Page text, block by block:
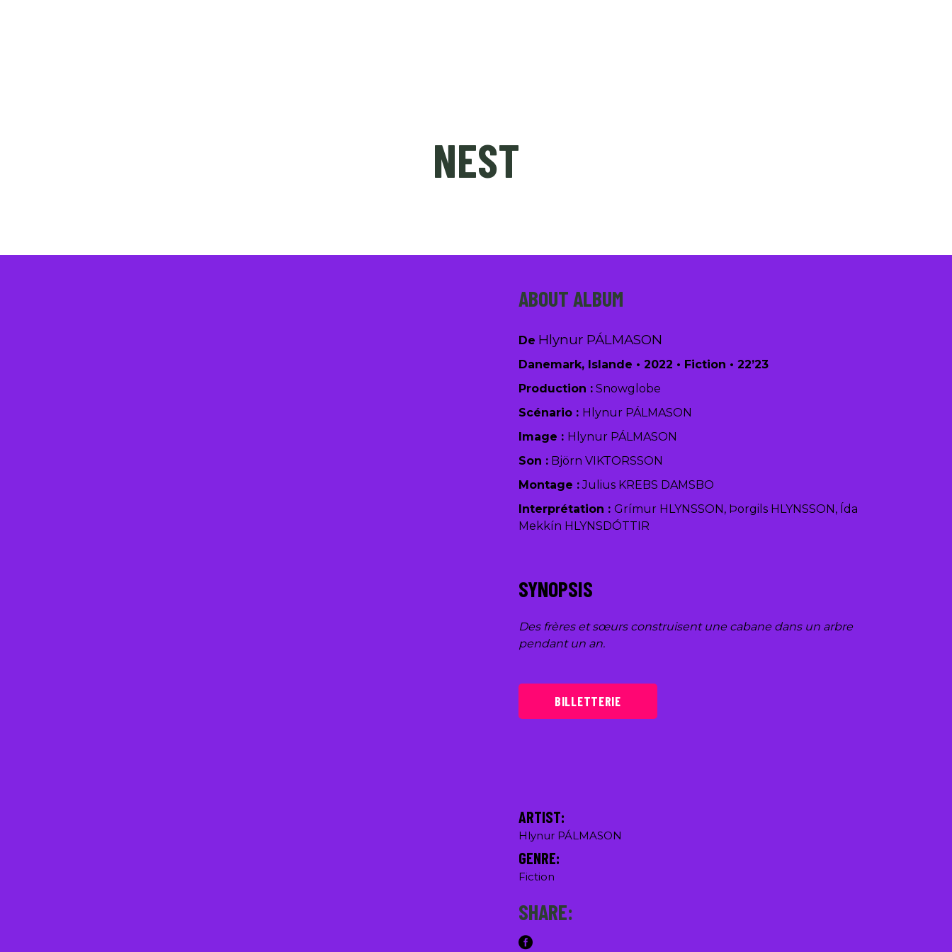
NEST
ABOUT ALBUM
De Hlynur PÁLMASON
Danemark, Islande • 2022 • Fiction • 22’23
Production : Snowglobe
Scénario : Hlynur PÁLMASON
Image : Hlynur PÁLMASON
Son : Björn VIKTORSSON
Montage :Julius KREBS DAMSBO
Interprétation : Grímur HLYNSSON, Þorgils HLYNSSON, Ída
Mekkín HLYNSDÓTTIR
SYNOPSIS
Des frères et sœurs construisent une cabane dans un arbre
pendant un an.
BILLETTERIE
ARTIST:
Hlynur PÁLMASON
GENRE:
Fiction
SHARE: